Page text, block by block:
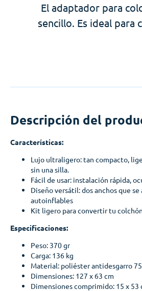
El adaptador para
sencillo. Es ideal
Descripción del
Características:
Lujo ultraligero: tan compacto,
sin una silla.
Fácil de usar: instalación rápida,
Diseño versátil: dos anchos que
autoinflables
Kit ligero para convertir tu
Especificaciones:
Peso: 370 gr
Carga: 136 kg
Material: poliéster antidesgarro
Dimensiones: 127 x 63 cm
Dimensiones comprimido: 15 x 53